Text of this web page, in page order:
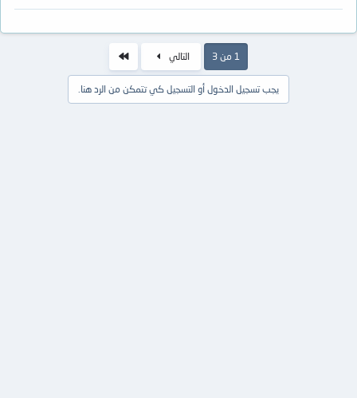
1 من 3 التالي
يجب تسجيل الدخول أو التسجيل كي تتمكن من الرد هنا.